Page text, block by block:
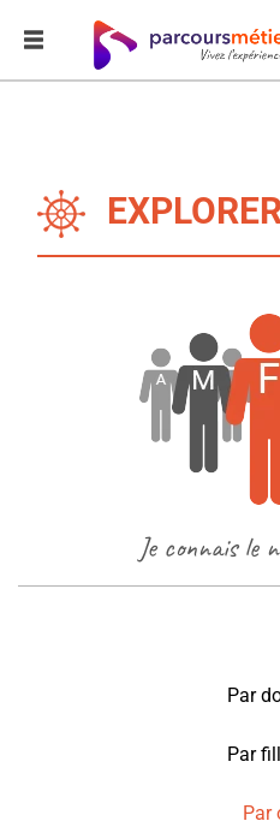
Je connais le
Par
Par
Par